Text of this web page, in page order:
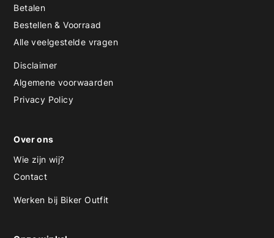
Betalen
Bestellen & Voorraad
Alle veelgestelde vragen
Disclaimer
Algemene voorwaarden
Privacy Policy
Over ons
Wie zijn wij?
Contact
Werken bij Biker Outfit